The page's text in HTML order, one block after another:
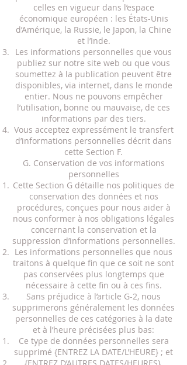
celles en vigueur dans l’espace
économique européen : les États-Unis
d’Amérique, la Russie, le Japon, la Chine
et l’Inde.
Les informations personnelles que vous
publiez sur notre site web ou que vous
soumettez à la publication peuvent être
disponibles, via internet, dans le monde
entier. Nous ne pouvons empêcher
l’utilisation, bonne ou mauvaise, de ces
informations par des tiers.
Vous acceptez expressément le transfert
d’informations personnelles décrit dans
cette Section F.
G. Conservation de vos informations
personnelles
Cette Section G détaille nos politiques de
conservation des données et nos
procédures, conçues pour nous aider à
nous conformer à nos obligations légales
concernant la conservation et la
suppression d’informations personnelles.
Les informations personnelles que nous
traitons à quelque fin que ce soit ne sont
pas conservées plus longtemps que
nécessaire à cette fin ou à ces fins.
Sans préjudice à l’article G-2, nous
supprimerons généralement les données
personnelles de ces catégories à la date
et à l’heure précisées plus bas:
Ce type de données personnelles sera
supprimé {ENTREZ LA DATE/L’HEURE} ; et